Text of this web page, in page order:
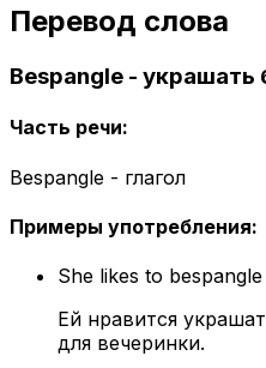
Перевод слова
Bespangle - украшать
Часть речи:
Bespangle - глагол
Примеры употребления:
She likes to
Ей нравится
для вечеринки.